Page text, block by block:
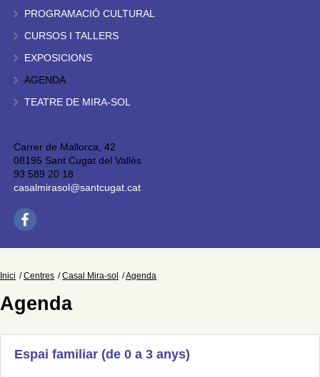
PROGRAMACIÓ CULTURAL
CURSOS I TALLERS
EXPOSICIONS
AGENDA
TEATRE DE MIRA-SOL
Carrer de Mallorca, 42
08195 Sant Cugat del Vallès
93 589 20 18
casalmirasol@santcugat.cat
Inici Centres Casal Mira-sol Agenda
Agenda
Espai familiar (de 0 a 3 anys)